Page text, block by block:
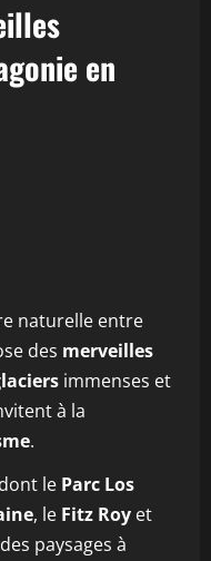
en
naturelle entre
des merveilles
immenses et
à la
.
le Parc Los
, le Fitz Roy et
paysages à